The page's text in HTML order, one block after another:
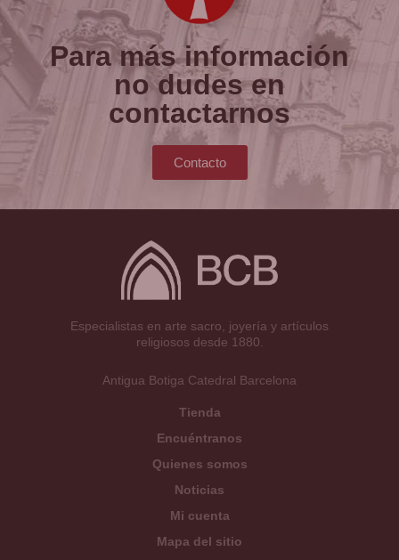
Para más información
no dudes en
contactarnos
Contacto
Especialistas en arte sacro, joyería y artículos
religiosos desde 1880.
Antigua Botiga Catedral Barcelona
Tienda
Encuéntranos
Quienes somos
Noticias
Mi cuenta
Mapa del sitio